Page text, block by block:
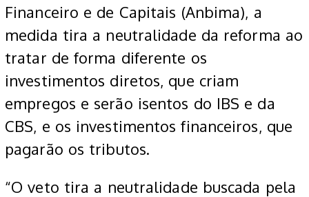
Financeiro e de Capitais (Anbima), a
medida tira a neutralidade da reforma ao
tratar de forma diferente os
investimentos diretos, que criam
empregos e serão isentos do IBS e da
CBS, e os investimentos financeiros, que
pagarão os tributos.
“O veto tira a neutralidade buscada pela